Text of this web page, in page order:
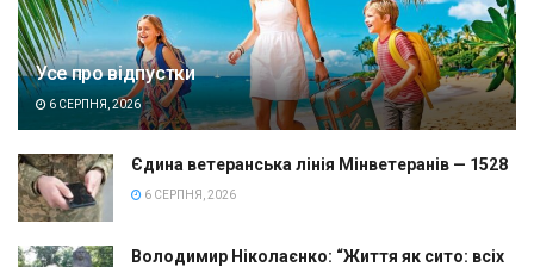
Усе про відпустки
6 СЕРПНЯ, 2026
Єдина ветеранська лінія Мінветеранів — 1528
6 СЕРПНЯ, 2026
Володимир Ніколаєнко: “Життя як сито: всіх